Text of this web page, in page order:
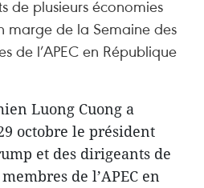
de plusieurs économies
marge de la Semaine des
de l’APEC en République
Luong Cuong a
octobre le président
et des dirigeants de
de l’APEC en